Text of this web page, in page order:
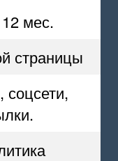
мес.
страницы
соцсети,